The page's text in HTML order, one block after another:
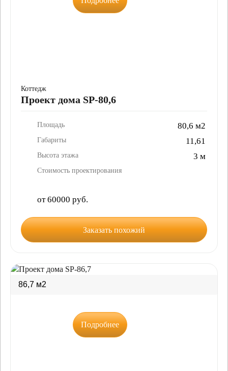
Коттедж
Проект дома SP-80,6
Площадь 80,6 м2
Габариты 11,61
Высота этажа 3 м
Стоимость проектирования
от 60000 руб.
Заказать похожий
Подробнее
86,7 м2